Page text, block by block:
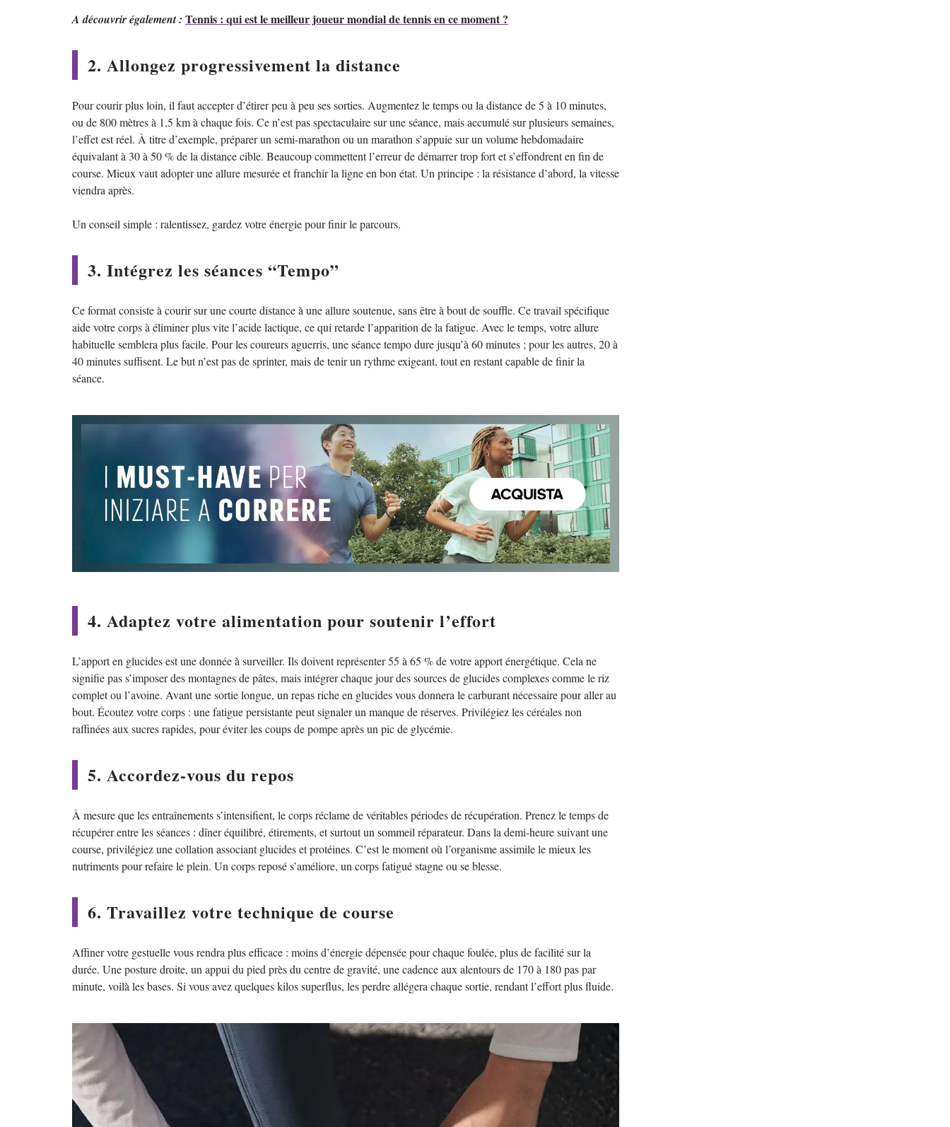
A découvrir également : Tennis : qui est le meilleur joueur mondial de tennis en ce moment ?
2. Allongez progressivement la distance
Pour courir plus loin, il faut accepter d’étirer peu à peu ses sorties. Augmentez le temps ou la distance de 5 à 10 minutes,
ou de 800 mètres à 1,5 km à chaque fois. Ce n’est pas spectaculaire sur une séance, mais accumulé sur plusieurs semaines,
l’effet est réel. À titre d’exemple, préparer un semi-marathon ou un marathon s’appuie sur un volume hebdomadaire
équivalant à 30 à 50 % de la distance cible. Beaucoup commettent l’erreur de démarrer trop fort et s’effondrent en fin de
course. Mieux vaut adopter une allure mesurée et franchir la ligne en bon état. Un principe : la résistance d’abord, la vitesse
viendra après.
Un conseil simple : ralentissez, gardez votre énergie pour finir le parcours.
3. Intégrez les séances “Tempo”
Ce format consiste à courir sur une courte distance à une allure soutenue, sans être à bout de souffle. Ce travail spécifique
aide votre corps à éliminer plus vite l’acide lactique, ce qui retarde l’apparition de la fatigue. Avec le temps, votre allure
habituelle semblera plus facile. Pour les coureurs aguerris, une séance tempo dure jusqu’à 60 minutes ; pour les autres, 20 à
40 minutes suffisent. Le but n’est pas de sprinter, mais de tenir un rythme exigeant, tout en restant capable de finir la
séance.
4. Adaptez votre alimentation pour soutenir l’effort
L’apport en glucides est une donnée à surveiller. Ils doivent représenter 55 à 65 % de votre apport énergétique. Cela ne
signifie pas s’imposer des montagnes de pâtes, mais intégrer chaque jour des sources de glucides complexes comme le riz
complet ou l’avoine. Avant une sortie longue, un repas riche en glucides vous donnera le carburant nécessaire pour aller au
bout. Écoutez votre corps : une fatigue persistante peut signaler un manque de réserves. Privilégiez les céréales non
raffinées aux sucres rapides, pour éviter les coups de pompe après un pic de glycémie.
5. Accordez-vous du repos
À mesure que les entraînements s’intensifient, le corps réclame de véritables périodes de récupération. Prenez le temps de
récupérer entre les séances : dîner équilibré, étirements, et surtout un sommeil réparateur. Dans la demi-heure suivant une
course, privilégiez une collation associant glucides et protéines. C’est le moment où l’organisme assimile le mieux les
nutriments pour refaire le plein. Un corps reposé s’améliore, un corps fatigué stagne ou se blesse.
6. Travaillez votre technique de course
Affiner votre gestuelle vous rendra plus efficace : moins d’énergie dépensée pour chaque foulée, plus de facilité sur la
durée. Une posture droite, un appui du pied près du centre de gravité, une cadence aux alentours de 170 à 180 pas par
minute, voilà les bases. Si vous avez quelques kilos superflus, les perdre allégera chaque sortie, rendant l’effort plus fluide.